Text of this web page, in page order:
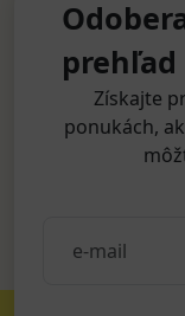
Získajte
ponukách,